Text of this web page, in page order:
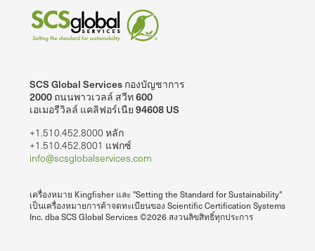
SCS Global Services กองบัญชาการ
2000 ถนนพาวเวลล์ สวีท 600
เอเมอรีวิลล์ แคลิฟอร์เนีย 94608 US
+1.510.452.8000 หลัก
+1.510.452.8001 แฟกซ์
info@scsglobalservices.com
เครื่องหมาย Kingfisher และ "Setting the Standard for Sustainability"
เป็นเครื่องหมายการค้าจดทะเบียนของ Scientific Certification Systems
Inc. dba SCS Global Services ©2026 สงวนลิขสิทธิ์ทุกประการ